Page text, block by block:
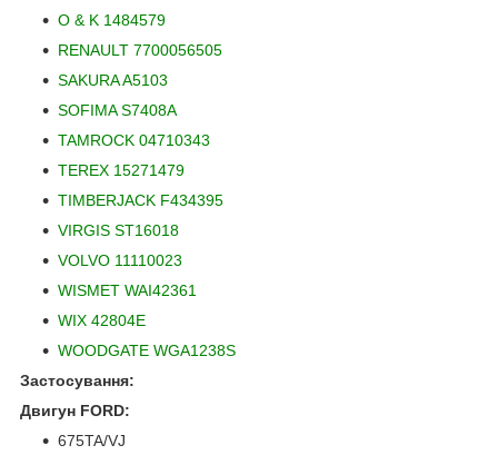
O & K 1484579
RENAULT 7700056505
SAKURA A5103
SOFIMA S7408A
TAMROCK 04710343
TEREX 15271479
TIMBERJACK F434395
VIRGIS ST16018
VOLVO 11110023
WISMET WAI42361
WIX 42804E
WOODGATE WGA1238S
Застосування:
Двигун FORD:
675TA/VJ